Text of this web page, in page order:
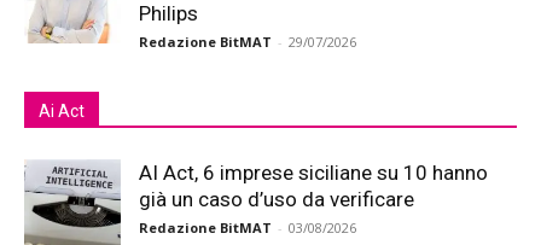
Philips
Redazione BitMAT - 29/07/2026
Ai Act
AI Act, 6 imprese siciliane su 10 hanno
già un caso d’uso da verificare
Redazione BitMAT - 03/08/2026